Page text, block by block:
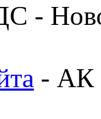
-
- АК